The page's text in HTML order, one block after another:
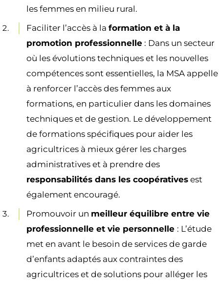
les femmes en milieu rural.
Faciliter l’accès à la formation et à la
promotion professionnelle : Dans un secteur
où les évolutions techniques et les nouvelles
compétences sont essentielles, la MSA appelle
à renforcer l’accès des femmes aux
formations, en particulier dans les domaines
techniques et de gestion. Le développement
de formations spécifiques pour aider les
agricultrices à mieux gérer les charges
administratives et à prendre des
responsabilités dans les coopératives est
également encouragé.
Promouvoir un meilleur équilibre entre vie
professionnelle et vie personnelle : L’étude
met en avant le besoin de services de garde
d’enfants adaptés aux contraintes des
agricultrices et de solutions pour alléger les